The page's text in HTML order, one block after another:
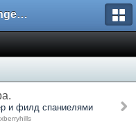
English Springer Spaniel Club
и филд спаниелями